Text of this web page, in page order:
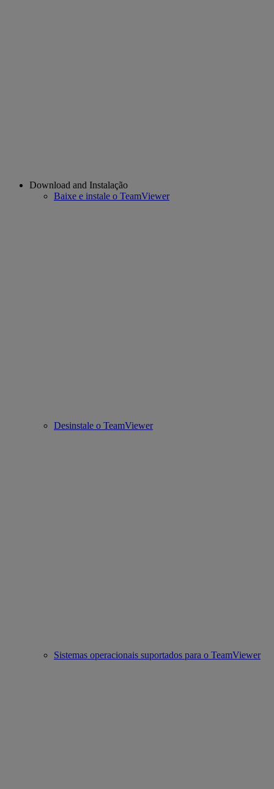
Download and Instalação
Baixe e instale o TeamViewer
Desinstale o TeamViewer
Sistemas operacionais suportados para o TeamViewer